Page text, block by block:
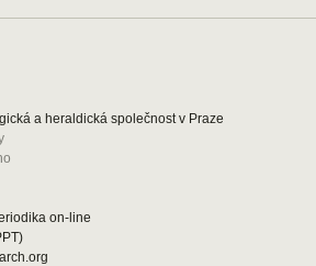
a heraldická společnost v Praze
on-line